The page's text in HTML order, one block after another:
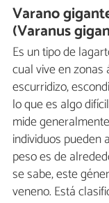
Varano
(Varanus
Es un tipo de
cual vive en
escurridizo,
lo que es algo
mide
individuos pueden
peso es de
se sabe, este
veneno. Está